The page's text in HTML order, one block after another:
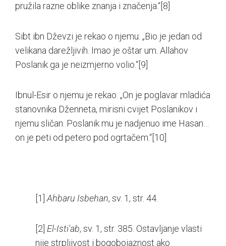
pružila razne oblike znanja i značenja.“ [8]
Sibt ibn Dževzi je rekao o njemu: „Bio je jedan od
velikana darežljivih. Imao je oštar um. Allahov
Poslanik ga je neizmjerno volio.“ [9]
Ibnul-Esir o njemu je rekao: „On je poglavar mladića
stanovnika Dženneta, mirisni cvijet Poslanikov i
njemu sličan. Poslanik mu je nadjenuo ime Hasan…
on je peti od petero pod ogrtačem.“ [10]
[1] Ahbaru Isbehan, sv. 1, str. 44.
[2] El-Isti'ab, sv. 1, str. 385. Ostavljanje vlasti
nije strpljivost i bogobojaznost ako